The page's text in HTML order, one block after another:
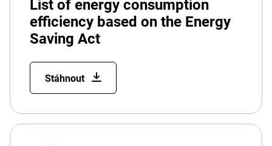
List of energy consumption
efficiency based on the Energy
Saving Act
Stáhnout